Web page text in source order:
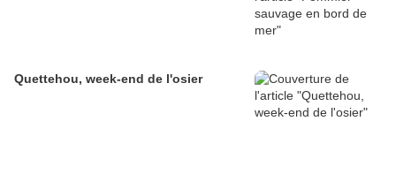
Quettehou, week-end de l'osier